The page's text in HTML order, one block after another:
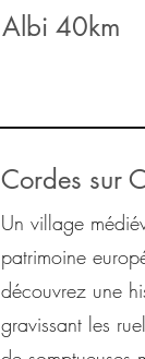
Albi 40km
Cordes sur
Un village
patrimoine
découvrez une
gravissant les